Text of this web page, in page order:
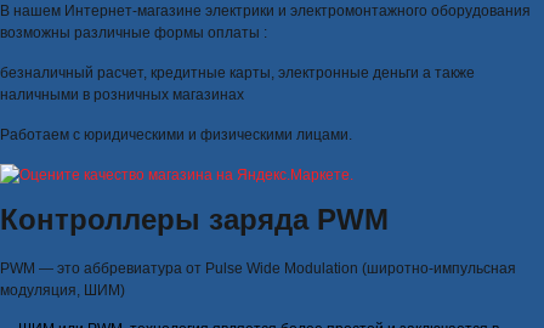
В нашем Интернет-магазине электрики и электромонтажного оборудования
возможны различные формы оплаты :
безналичный расчет, кредитные карты, электронные деньги а также
наличными в розничных магазинах
Работаем с юридическими и физическими лицами.
Контроллеры заряда PWM
PWM — это аббревиатура от Pulse Wide Modulation (широтно-импульсная
модуляция, ШИМ)